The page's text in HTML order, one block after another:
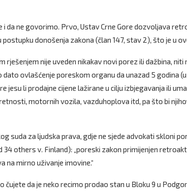
da ne govorimo. Prvo, Ustav Crne Gore dozvoljava
donošenja zakona (član 147, stav 2), što je u
rješenjem nije uveden nikakav novi porez ili dažbina,
dato ovlašćenje poreskom organu da unazad 5 godina
jesu li prodajne cijene lažirane u cilju izbjegavanja ili
motornih vozila, vazduhoplova itd, pa što bi
suda za ljudska prava, gdje ne sjede advokati skloni
34 others v. Finland): „poreski zakon primijenjen
na mirno uživanje imovine.“
čujete da je neko recimo prodao stan u Bloku 9 u